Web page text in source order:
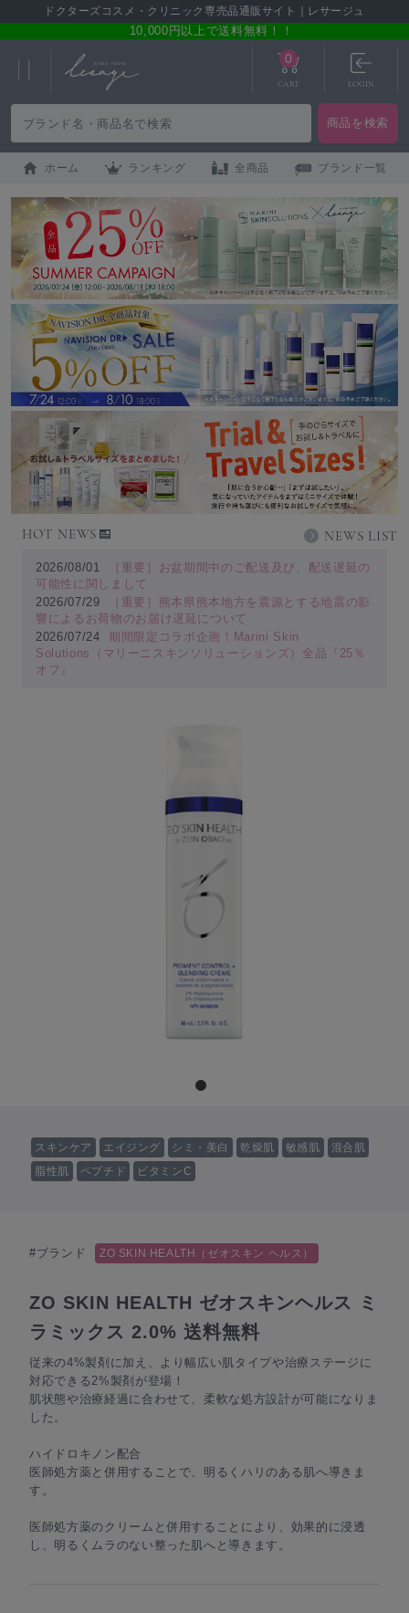
ドクターズコスメ・クリニック専売品通販サイト｜レサージュ
10,000円以上で送料無料！！
0
CART LOGIN
ホーム ランキング 全商品 ブランド一覧
HOT NEWS NEWS LIST
2026/08/01
［重要］お盆期間中のご配送及び、配送遅延の
可能性に関しまして
2026/07/29
［重要］熊本県熊本地方を震源とする地震の影
響によるお荷物のお届け遅延について
2026/07/24
期間限定コラボ企画！Marini Skin
Solutions（マリーニスキンソリューションズ）全品『25％
オフ』
スキンケア エイジング シミ・美白 乾燥肌 敏感肌
混合肌
脂性肌
ペプチド ビタミンC
#ブランド ZO SKIN HEALTH（ゼオスキン ヘルス）
ZO SKIN HEALTH ゼオスキンヘルス ミ
ラミックス 2.0% 送料無料
従来の4%製剤に加え、より幅広い肌タイプや治療ステージに
対応できる2%製剤が登場！
肌状態や治療経過に合わせて、柔軟な処方設計が可能になりま
した。
ハイドロキノン配合
医師処方薬と併用することで、明るくハリのある肌へ導きま
す。
医師処方薬のクリームと併用することにより、効果的に浸透
し、明るくムラのない整った肌へと導きます。